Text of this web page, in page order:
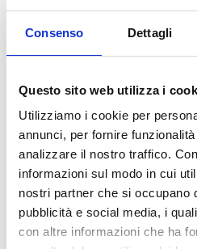
Consenso Dettagli
Questo sito web utilizza i
Utilizziamo i cookie per
annunci, per fornire
analizzare il nostro traffico.
informazioni sul modo in cui
nostri partner che si occupano
pubblicità e social media, i
con altre informazioni che ha